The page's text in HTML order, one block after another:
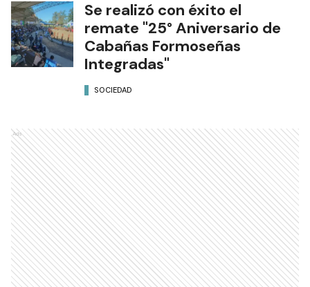
Se realizó con éxito el
remate "25° Aniversario de
Cabañas Formoseñas
Integradas"
SOCIEDAD
Ads